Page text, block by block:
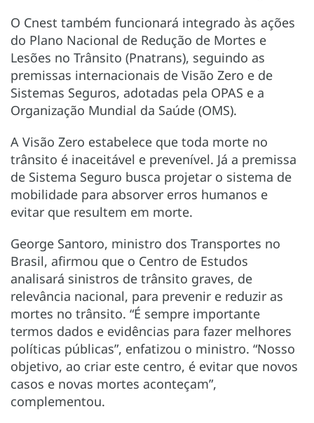
O Cnest também funcionará integrado às ações
do Plano Nacional de Redução de Mortes e
Lesões no Trânsito (Pnatrans), seguindo as
premissas internacionais de Visão Zero e de
Sistemas Seguros, adotadas pela OPAS e a
Organização Mundial da Saúde (OMS).
A Visão Zero estabelece que toda morte no
trânsito é inaceitável e prevenível. Já a premissa
de Sistema Seguro busca projetar o sistema de
mobilidade para absorver erros humanos e
evitar que resultem em morte.
George Santoro, ministro dos Transportes no
Brasil, afirmou que o Centro de Estudos
analisará sinistros de trânsito graves, de
relevância nacional, para prevenir e reduzir as
mortes no trânsito. “É sempre importante
termos dados e evidências para fazer melhores
políticas públicas”, enfatizou o ministro. “Nosso
objetivo, ao criar este centro, é evitar que novos
casos e novas mortes aconteçam”,
complementou.